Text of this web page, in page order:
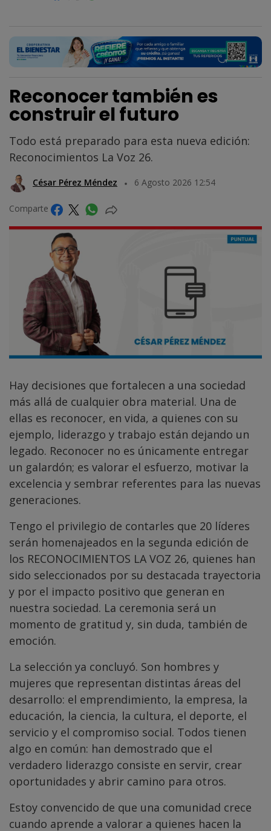
Reconocer también es
construir el futuro
Todo está preparado para esta nueva edición:
Reconocimientos La Voz 26.
César Pérez Méndez 6 Agosto 2026 12:54
Comparte
Hay decisiones que fortalecen a una sociedad
más allá de cualquier obra material. Una de
ellas es reconocer, en vida, a quienes con su
ejemplo, liderazgo y trabajo están dejando un
legado. Reconocer no es únicamente entregar
un galardón; es valorar el esfuerzo, motivar la
excelencia y sembrar referentes para las nuevas
generaciones.
Tengo el privilegio de contarles que 20 líderes
serán homenajeados en la segunda edición de
los RECONOCIMIENTOS LA VOZ 26, quienes han
sido seleccionados por su destacada trayectoria
y por el impacto positivo que generan en
nuestra sociedad. La ceremonia será un
momento de gratitud y, sin duda, también de
emoción.
La selección ya concluyó. Son hombres y
mujeres que representan distintas áreas del
desarrollo: el emprendimiento, la empresa, la
educación, la ciencia, la cultura, el deporte, el
servicio y el compromiso social. Todos tienen
algo en común: han demostrado que el
verdadero liderazgo consiste en servir, crear
oportunidades y abrir camino para otros.
Estoy convencido de que una comunidad crece
cuando aprende a valorar a quienes hacen la